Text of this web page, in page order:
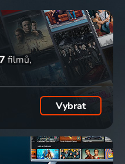
filmů
Vybrat